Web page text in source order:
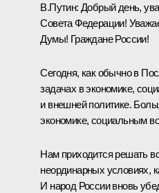
В.Путин: Добрый день,
Совета Федерации!
Думы! Граждане России!
Сегодня, как обычно в
задачах в экономике,
и внешней политике.
экономике, социальным
Нам приходится решать
неординарных условиях,
И народ России вновь